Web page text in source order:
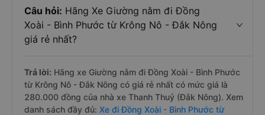
Câu hỏi: Hãng Xe Giường nằm đi Đồng
Xoài - Bình Phước từ Krông Nô - Đắk Nông
giá rẻ nhất?
Trả lời: Hãng xe Giường nằm đi Đồng Xoài - Bình Phước
từ Krông Nô - Đắk Nông có giá rẻ nhất có mức giá là
280.000 đồng của nhà xe Thanh Thuỷ (Đắk Nông). Xem
danh sách đầy đủ: Xe đi Đồng Xoài - Bình Phước từ